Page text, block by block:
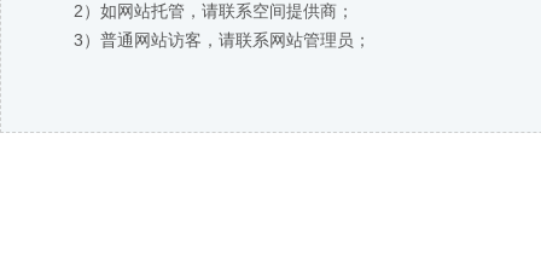
2）如网站托管，请联系空间提供商；
3）普通网站访客，请联系网站管理员；